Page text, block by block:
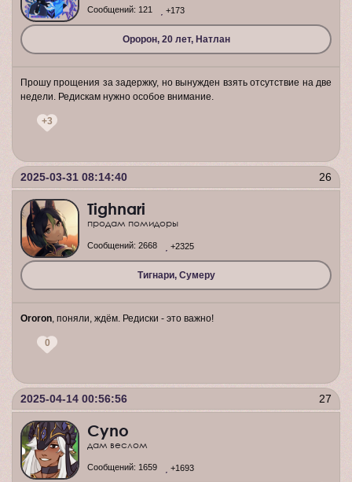
Оророн, 20 лет, Натлан
Сообщений: 121 +173
Прошу прощения за задержку, но вынужден взять отсутствие на две
недели. Редискам нужно особое внимание.
+3
26
2025-03-31 08:14:40
Tighnari
продам помидоры
Тигнари, Сумеру
Сообщений: 2668 +2325
Ororon, поняли, ждём. Редиски - это важно!
0
27
2025-04-14 00:56:56
Cyno
дам веслом
Сообщений: 1659 +1693